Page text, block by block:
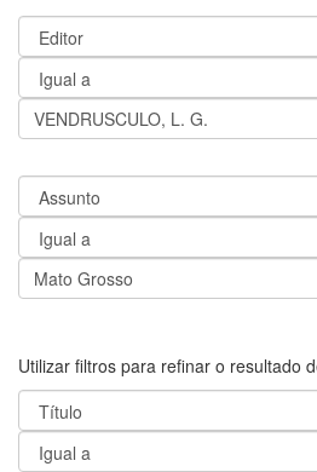
Utilizar filtros para refinar o resultado